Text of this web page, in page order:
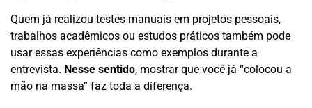
Quem já realizou testes manuais em projetos pessoais,
trabalhos acadêmicos ou estudos práticos também pode
usar essas experiências como exemplos durante a
entrevista. Nesse sentido, mostrar que você já “colocou a
mão na massa” faz toda a diferença.